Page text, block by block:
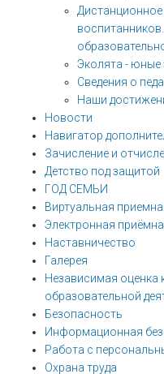
Эколята - юные
Сведения о
Наши
Новости
Навигатор
Зачисление и
Детство под защитой
ГОД СЕМЬИ
Виртуальная
Электронная
Наставничество
Галерея
Независимая оценка
образовательной
Безопасность
Информационная
Работа с
Охрана труда